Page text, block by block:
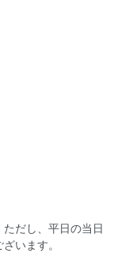
だし、平日の当日
います。